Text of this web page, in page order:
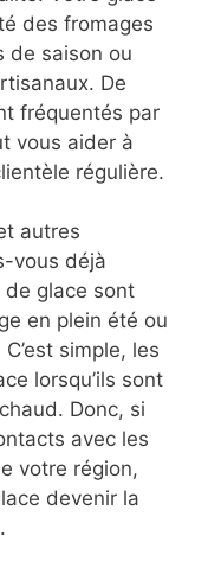
des fromages
de saison ou
De
fréquentés par
vous aider à
régulière.
autres
vous déjà
de glace sont
en plein été ou
C’est simple, les
lorsqu’ils sont
Donc, si
avec les
votre région,
devenir la